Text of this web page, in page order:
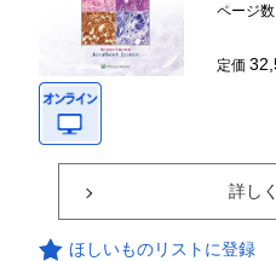
ページ数
定価
詳し
ほしいものリストに登録